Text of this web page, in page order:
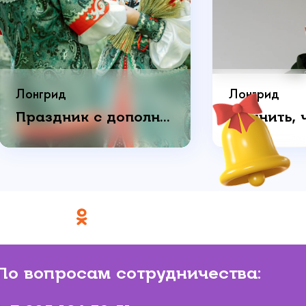
Лонгрид
Праздник с дополнительным смыслом: как пара отметила годовщину свадьбы
Лонгрид
вопросам сотрудничества: